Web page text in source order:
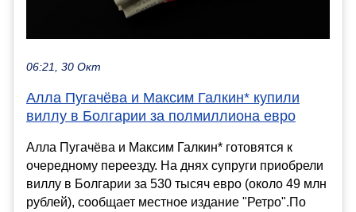
06:21, 30 Окт
Алла Пугачёва и Максим Галкин* купили
виллу в Болгарии за полмиллиона евро
Алла Пугачёва и Максим Галкин* готовятся к
очередному переезду. На днях супруги приобрели
виллу в Болгарии за 530 тысяч евро (около 49 млн
рублей), сообщает местное издание "Ретро".По